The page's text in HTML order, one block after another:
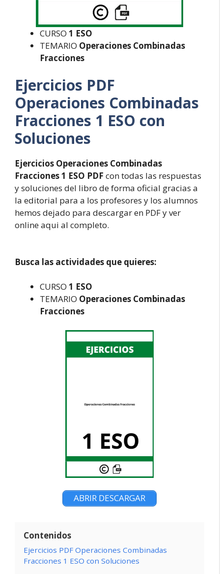
CURSO 1 ESO
TEMARIO Operaciones Combinadas
Fracciones
Ejercicios PDF
Operaciones Combinadas
Fracciones 1 ESO con
Soluciones
Ejercicios Operaciones Combinadas
Fracciones 1 ESO PDF con todas las respuestas
y soluciones del libro de forma oficial gracias a
la editorial para a los profesores y los alumnos
hemos dejado para descargar en PDF y ver
online aqui al completo.
Busca las actividades que quieres:
CURSO 1 ESO
TEMARIO Operaciones Combinadas
Fracciones
ABRIR DESCARGAR
Contenidos
Ejercicios PDF Operaciones Combinadas
Fracciones 1 ESO con Soluciones